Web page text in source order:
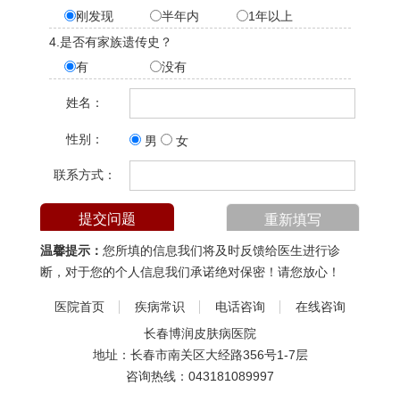
刚发现
半年内
1年以上
4.是否有家族遗传史？
有
没有
姓名：
性别： 男 女
联系方式：
温馨提示： 您所填的信息我们将及时反馈给医生进行诊
断，对于您的个人信息我们承诺绝对保密！请您放心！
医院首页 疾病常识 电话咨询
在线咨询
长春博润皮肤病医院
地址：长春市南关区大经路356号1-7层
咨询热线： 043181089997